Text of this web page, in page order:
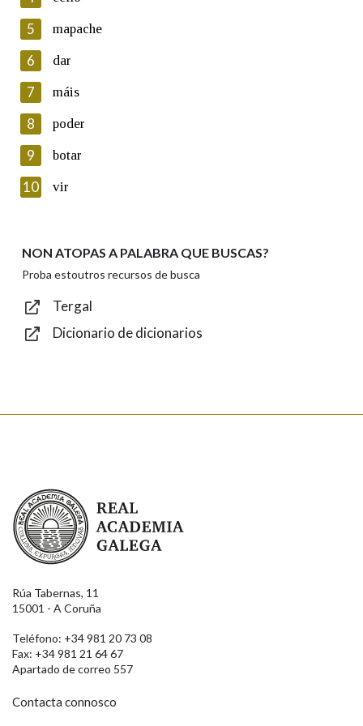
Lin e acepto as condicións da política de
Introduce o código que aparece na imaxe:
Texto de verificación
Enviar
5 mapache
6 dar
7 máis
8 poder
9 botar
10 vir
NON ATOPAS A PALABRA QUE BUSCAS?
Proba estoutros recursos de busca
Tergal
Dicionario de dicionarios
Real Academia Galega
Rúa Tabernas, 11
15001 - A Coruña
Teléfono: +34 981 20 73 08
Fax: +34 981 21 64 67
Apartado de correo 557
Contacta connosco